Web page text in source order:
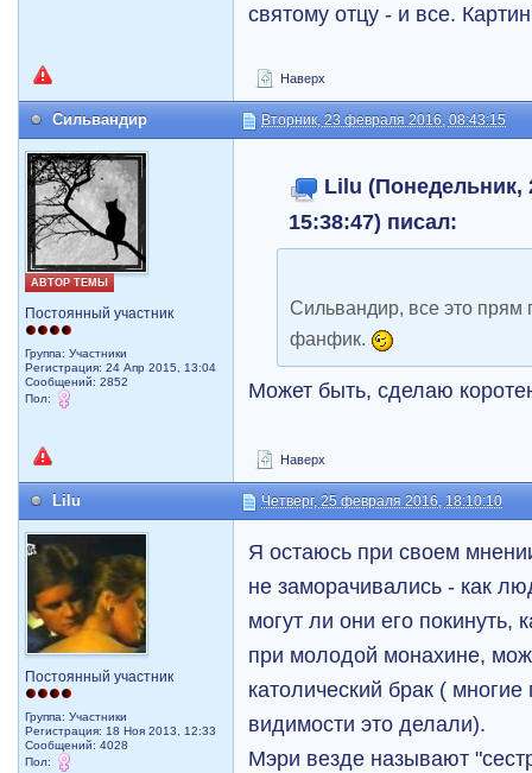
святому отцу - и все.
Наверх
Сильвандир Вторник, 23 февраля 2016, 08:43:15
АВТОР ТЕМЫ
Постоянный участник
Группа: Участники
Регистрация: 24 Апр 2015, 13:04
Сообщений: 2852
Пол:
Lilu (Понедельник,
15:38:47) писал:
Сильвандир, все это прям
фанфик.
Может быть, сделаю
Наверх
Lilu Четверг, 25 февраля 2016, 18:10:10
Постоянный участник
Группа: Участники
Регистрация: 18 Ноя 2013, 12:33
Сообщений: 4028
Пол:
Я остаюсь при своем
не заморачивались - как
могут ли они его покинуть,
при молодой монахине,
католический брак (
видимости это делали).
Мэри везде называют